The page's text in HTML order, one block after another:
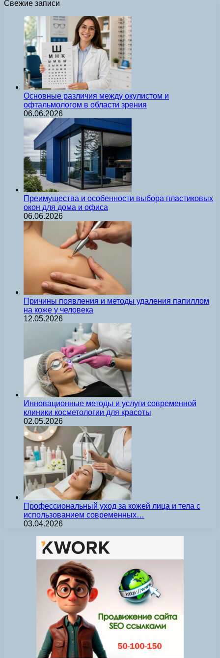
Свежие записи
Основные различия между окулистом и
офтальмологом в области зрения
06.06.2026
Преимущества и особенности выбора пластиковых
окон для дома и офиса
06.06.2026
Причины появления и методы удаления папиллом
на коже у человека
12.05.2026
Инновационные методы и услуги современной
клиники косметологии для красоты
02.05.2026
Профессиональный уход за кожей лица и тела с
использованием современных…
03.04.2026